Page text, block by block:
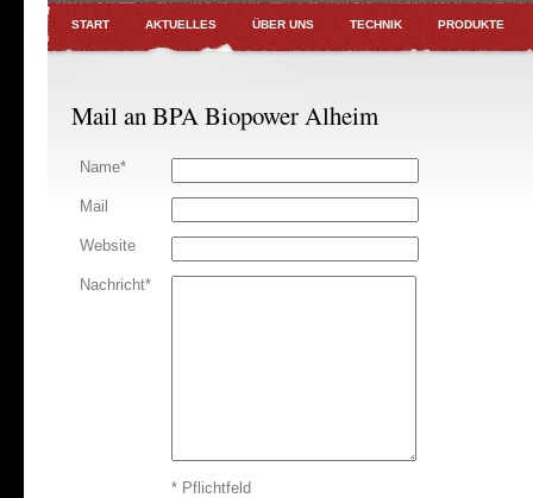
START AKTUELLES ÜBER UNS TECHNIK PRODUKTE
Mail an BPA Biopower Alheim
Name*
Mail
Website
Nachricht*
* Pflichtfeld